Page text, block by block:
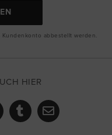
abbestellt werden.
HIER